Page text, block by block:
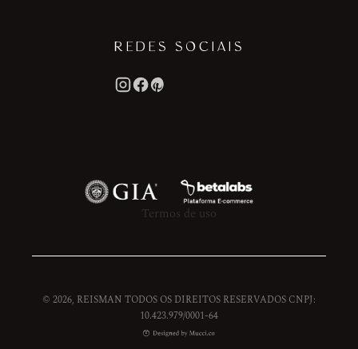
REDES SOCIAIS
Termos de uso
© 2026, REISMAN TODOS OS DIREITOS RESERVADOS CNPJ:
10.423.979/0001-64